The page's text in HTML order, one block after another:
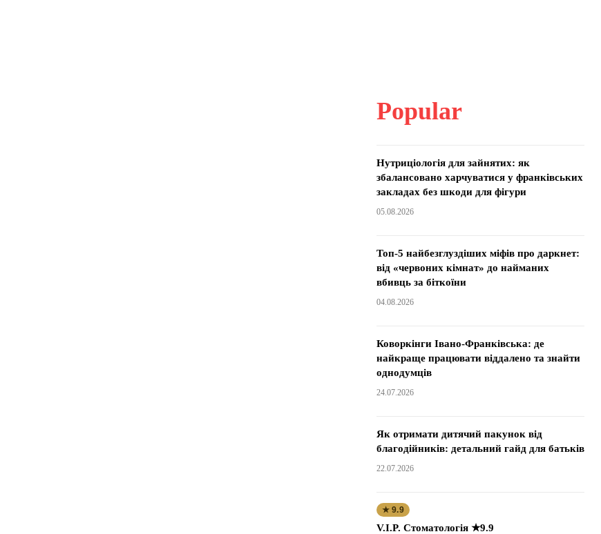
Popular
Нутриціологія для зайнятих: як
збалансовано харчуватися у франківських
закладах без шкоди для фігури
05.08.2026
Топ-5 найбезглуздіших міфів про даркнет:
від «червоних кімнат» до найманих
вбивць за біткоїни
04.08.2026
Коворкінги Івано-Франківська: де
найкраще працювати віддалено та знайти
однодумців
24.07.2026
Як отримати дитячий пакунок від
благодійників: детальний гайд для батьків
22.07.2026
★ 9.9
V.I.P. Стоматологія ★9.9